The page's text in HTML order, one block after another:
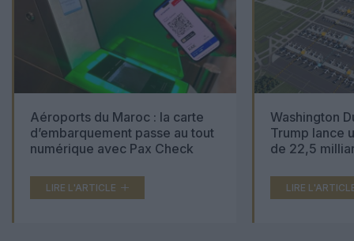
Aéroports du Maroc : la carte
d’embarquement passe au tout
numérique avec Pax Check
LIRE L'ARTICLE
Washington
Trump lance
de 22,5
LIRE